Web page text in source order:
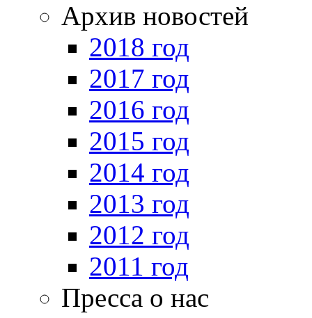
Архив новостей
2018 год
2017 год
2016 год
2015 год
2014 год
2013 год
2012 год
2011 год
Пресса о нас